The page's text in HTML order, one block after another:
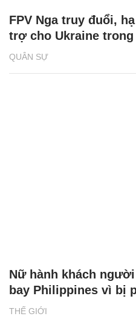
QUÂN SỰ
FPV Nga truy đuổi,
trợ cho Ukraine trong
THẾ GIỚI
Nữ hành khách
bay Philippines vì bị